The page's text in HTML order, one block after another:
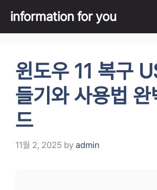
content
information for you
윈도우 11 복구
들기와 사용법 완
드
11월 2, 2025 by admin